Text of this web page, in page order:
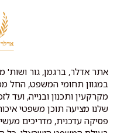
אתר אדלר, ברגמן, גור ושות'
במגוון תחומי המשפט, החל
מקרקעין ותכנון ובנייה, ועד
שלנו מציעה תוכן משפטי
פסיקה עדכנית, מדריכים